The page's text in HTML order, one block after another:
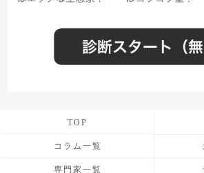
TOP
コラム一覧
専門家一覧